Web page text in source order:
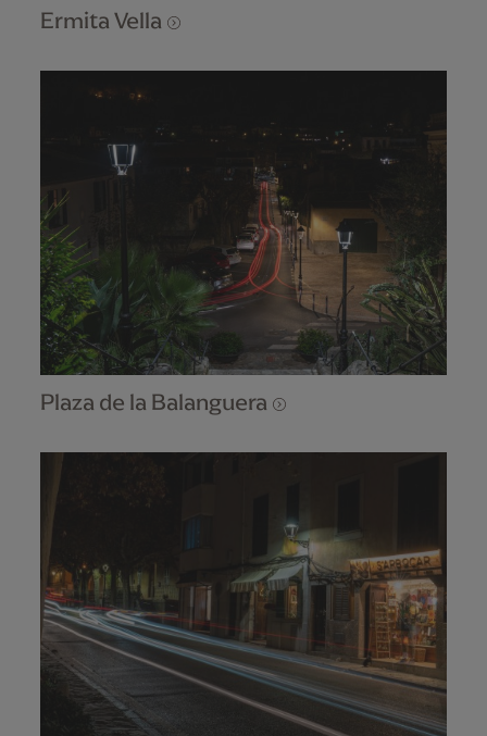
Ermita Vella
Plaza de la Balanguera